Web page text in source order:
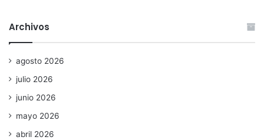
Archivos
agosto 2026
julio 2026
junio 2026
mayo 2026
abril 2026